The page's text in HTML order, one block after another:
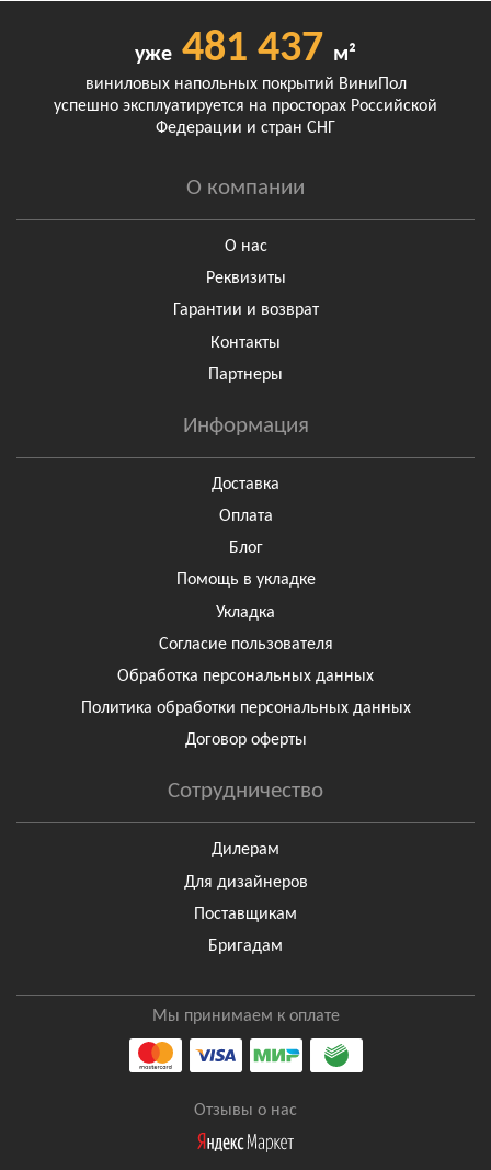
уже 481 437 м²
виниловых напольных покрытий ВиниПол
успешно эксплуатируется на просторах Российской
Федерации и стран СНГ
О компании
О нас
Реквизиты
Гарантии и возврат
Контакты
Партнеры
Информация
Доставка
Оплата
Блог
Помощь в укладке
Укладка
Согласие пользователя
Обработка персональных данных
Политика обработки персональных данных
Договор оферты
Сотрудничество
Дилерам
Для дизайнеров
Поставщикам
Бригадам
Мы принимаем к оплате
Отзывы о нас